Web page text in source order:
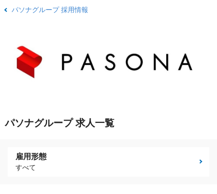
パソナグループ 採用情報
パソナグループ 求人一覧
雇用形態
すべて